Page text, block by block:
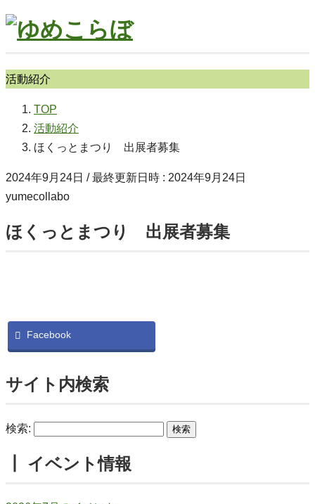
活動紹介
TOP
活動紹介
ほくっとまつり 出展者募集
2024年9月24日 / 最終更新日時 : 2024年9月24日
yumecollabo
ほくっとまつり 出展者募集
Facebook
サイト内検索
検索:
┃ イベント情報